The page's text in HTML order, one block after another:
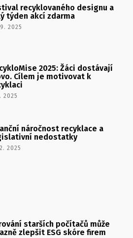
recyklovaného designu a
týden akcí zdarma
2025
2025: Žáci dostávají
Cílem je motivovat k
2025
náročnost recyklace a
nedostatky
2025
starších počítačů může
zlepšit ESG skóre firem